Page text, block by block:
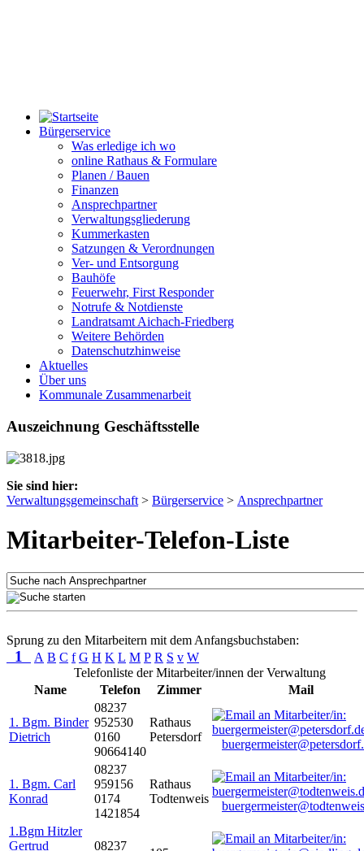
Bürgerservice
Was erledige ich wo
online Rathaus & Formulare
Planen / Bauen
Finanzen
Ansprechpartner
Verwaltungsgliederung
Kummerkasten
Satzungen & Verordnungen
Ver- und Entsorgung
Bauhöfe
Feuerwehr, First Responder
Notrufe & Notdienste
Landratsamt Aichach-Friedberg
Weitere Behörden
Datenschutzhinweise
Aktuelles
Über uns
Kommunale Zusammenarbeit
Auszeichnung Geschäftsstelle
Sie sind hier:
Verwaltungsgemeinschaft > Bürgerservice > Ansprechpartner
Mitarbeiter-Telefon-Liste
Sprung zu den Mitarbeitern mit dem Anfangsbuchstaben:
1 A B C f G H K L M P R S v W
Telefonliste der Mitarbeiter/innen der Verwaltung
Name
Telefon Zimmer Mail
1. Bgm. Binder
Dietrich
08237
952530
0160
90664140
Rathaus
Petersdorf
1. Bgm. Carl
Konrad
08237
959156
0174
1421854
Rathaus
Todtenweis
1.Bgm Hitzler
Gertrud
08237